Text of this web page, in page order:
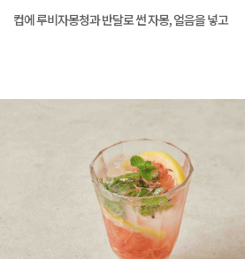
컵에 루비자몽청과 반달로 썬 자몽, 얼음을 넣고